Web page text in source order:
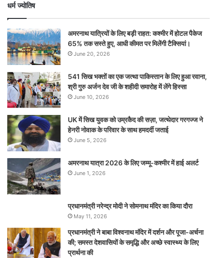
धर्म ज्योतिष
अमरनाथ यात्रियों के लिए बड़ी राहत: कश्मीर में होटल पैकेज
65% तक सस्ते हुए, आधी कीमत पर मिलेंगी टैक्सियां।
June 20, 2026
541 सिख भक्तों का एक जत्था पाकिस्तान के लिए हुआ रवाना,
श्री गुरु अर्जन देव जी के शहीदी समारोह में लेंगे हिस्सा
June 10, 2026
UK में सिख युवक को उम्रकैद की सज़ा, जत्थेदार गरगज्ज ने
हेनरी नोवाक के परिवार के साथ हमदर्दी जताई
June 5, 2026
अमरनाथ यात्रा 2026 के लिए जम्मू-कश्मीर में हाई अलर्ट
June 1, 2026
प्रधानमंत्री नरेन्‍द्र मोदी ने सोमनाथ मंदिर का किया दौरा
May 11, 2026
प्रधानमंत्री ने बाबा विश्वनाथ मंदिर में दर्शन और पूजा-अर्चना
की; समस्‍त देशवासियों के समृद्धि और अच्छे स्वास्थ्य के लिए
प्रार्थना की